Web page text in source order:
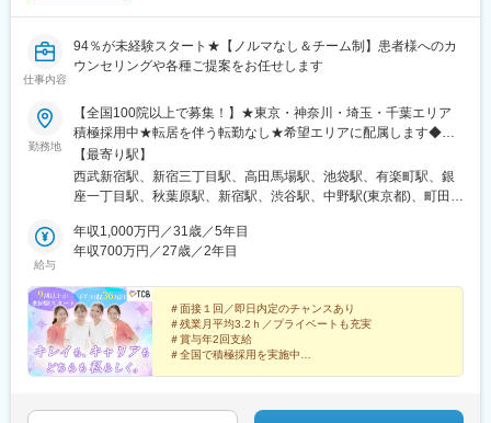
仕事内容
94％が未経験スタート★【ノルマなし＆チーム制】患者様へのカ
ウンセリングや各種ご提案をお任せします
勤務地
【全国100院以上で募集！】★東京・神奈川・埼玉・千葉エリア
積極採用中★転居を伴う転勤なし★希望エリアに配属します◆ク
リニック一覧＜全国100院以上展開＞【北海道・東北】旭川駅前
院、青森院、盛岡院、秋田院、山形院、仙台駅前院、福島院、郡
山院 など【関東】新宿東口院、池袋駅前院、品川院、秋葉原
横浜院、大宮東口院、水戸院、つくば院、宇都宮院、高崎院、前
橋院 など【中部】名古屋駅前院 、名古屋栄院、金山院、岐阜
院、長野院、松本院、山梨甲府駅前院 など【近畿】梅田大阪駅
前院、大阪阪急梅田駅前院、枚方院、天王寺院、堺院、なんば
院、心斎橋院、京都駅前院、奈良院、和歌山院、四日市院 など
【中四国】広島院、福山院、松山院、高松院、高知院、徳島院、
松江院、周南徳山駅ビル院 など【九州・沖縄】小倉院、佐賀
煙対策】屋内原則禁煙
【最寄り駅】
西武新宿駅、新宿三丁目駅、高田馬場駅、池袋駅、有楽町駅、銀
座一丁目駅、秋葉原駅、新宿駅、渋谷駅、中野駅(東京都)、町田
浜駅、横浜駅、川崎駅、藤沢駅、本厚木駅、大宮駅(埼玉県)、川口
駅、川越駅、南越谷駅、宇都宮駅、水戸駅、つくば駅、千葉駅、
駅、さっぽろ駅、あおば通駅、福島駅(福島県)、郡山駅(福島県)、
青森駅、盛岡駅、山形駅、秋田駅、矢場町駅、近鉄名古屋駅、金
山駅(愛知県)、豊田市駅、駅前大通駅、名鉄岐阜駅、静岡駅、新浜
松駅、三島広小路駅、長野駅、松本駅、北鉄金沢駅、新潟駅、近
鉄四日市駅、電鉄富山駅、福井駅、甲府駅、東梅田駅、大阪難波
前駅、西梅田駅、心斎橋駅、京都駅、烏丸駅、三ノ宮駅、姫路
給与
年収1,000万円／31歳／5年目
年収700万円／27歳／2年目
＃面接１回／即日内定のチャンスあり
＃残業月平均3.2ｈ／プライベートも充実
＃賞与年2回支給
＃全国で積極採用を実施中
スよく実現できます！